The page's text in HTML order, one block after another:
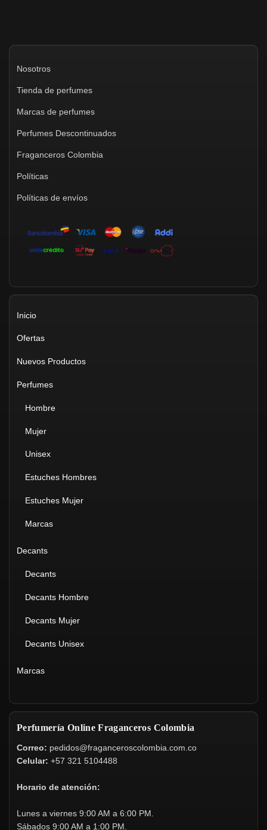
Nosotros
Tienda de perfumes
Marcas de perfumes
Perfumes Descontinuados
Fraganceros Colombia
Políticas
Políticas de envíos
Inicio
Ofertas
Nuevos Productos
Perfumes
Hombre
Mujer
Unisex
Estuches Hombres
Estuches Mujer
Marcas
Decants
Decants
Decants Hombre
Decants Mujer
Decants Unisex
Marcas
Perfumería Online Fraganceros Colombia
Correo: pedidos@fraganceroscolombia.com.co
Celular: +57 321 5104488
Horario de atención:
Lunes a viernes 9:00 AM a 6:00 PM.
Sábados 9:00 AM a 1:00 PM.